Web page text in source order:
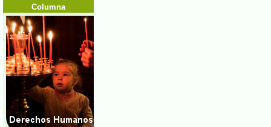
Columna